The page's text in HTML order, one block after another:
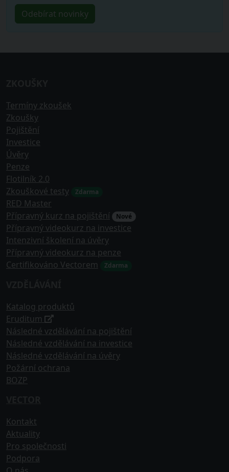
Termíny zkoušek
Zkoušky
Pojištění
Investice
Úvěry
Penze
Flotilník 2.0
Zkouškové testy
Zdarma
RED Master
Přípravný kurz na pojištění
Nové
Přípravný videokurz na investice
Intenzivní školení na úvěry
Přípravný videokurz na penze
Certifikováno Vectorem
Zdarma
Katalog produktů
Eruditum
Následné vzdělávání na pojištění
Následné vzdělávání na investice
Následné vzdělávání na úvěry
Požární ochrana
BOZP
Kontakt
Aktuality
Pro společnosti
Podpora